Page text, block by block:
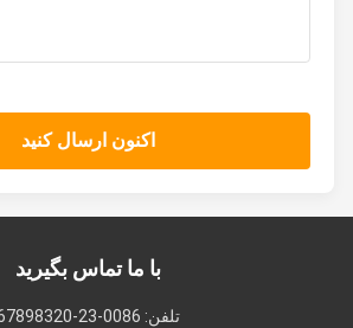
اکنون ارسال کنید
با ما تماس بگیرید
تلفن: 0086-23-67898320